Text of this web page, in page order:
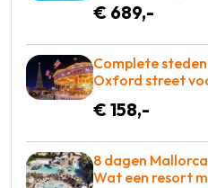
€ 689,-
Complete
Oxford street
€ 158,-
8 dagen
Wat een resort